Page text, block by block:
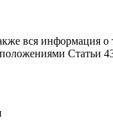
вся информация
Статьи